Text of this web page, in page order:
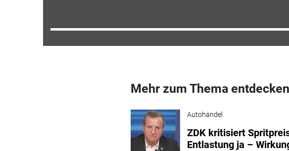
Mehr zum Thema entdecken
Autohandel
ZDK kritisiert
Entlastung ja –